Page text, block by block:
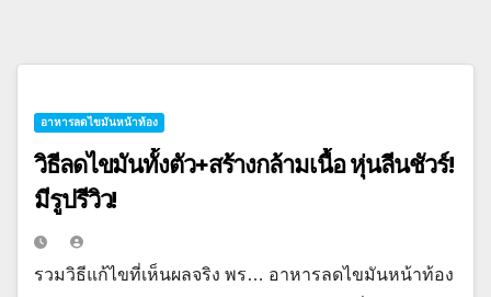
อาหารลดไขมันหน้าท้อง
วิธีลดไขมันทั้งตัว+สร้างกล้ามเนื้อ หุ่นลีนชัวร์!
มีรูปรีวิว!
รวมวิธีแก้ไขที่เห็นผลจริง พร… อาหารลดไขมันหน้าท้อง